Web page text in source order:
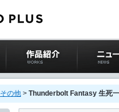
作品紹介 ニュース
その他 > Thunderbolt Fantasy 生死